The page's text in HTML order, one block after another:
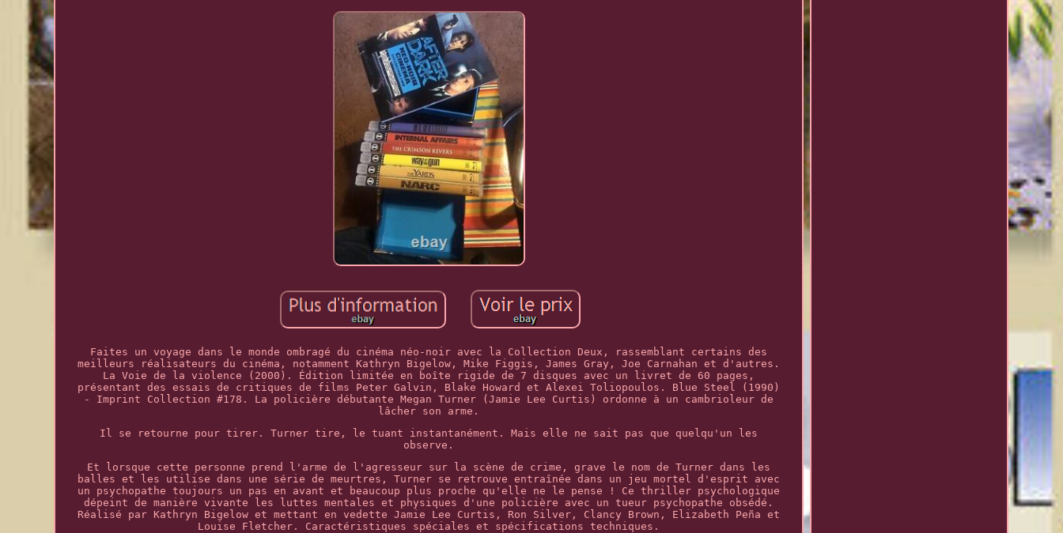
Faites un voyage dans le monde ombragé du cinéma néo-noir avec la Collection Deux, rassemblant certains des
meilleurs réalisateurs du cinéma, notamment Kathryn Bigelow, Mike Figgis, James Gray, Joe Carnahan et d'autres.
La Voie de la violence (2000). Édition limitée en boîte rigide de 7 disques avec un livret de 60 pages,
présentant des essais de critiques de films Peter Galvin, Blake Howard et Alexei Toliopoulos. Blue Steel (1990)
- Imprint Collection #178. La policière débutante Megan Turner (Jamie Lee Curtis) ordonne à un cambrioleur de
lâcher son arme.
Il se retourne pour tirer. Turner tire, le tuant instantanément. Mais elle ne sait pas que quelqu'un les
observe.
Et lorsque cette personne prend l'arme de l'agresseur sur la scène de crime, grave le nom de Turner dans les
balles et les utilise dans une série de meurtres, Turner se retrouve entraînée dans un jeu mortel d'esprit avec
un psychopathe toujours un pas en avant et beaucoup plus proche qu'elle ne le pense ! Ce thriller psychologique
dépeint de manière vivante les luttes mentales et physiques d'une policière avec un tueur psychopathe obsédé.
Réalisé par Kathryn Bigelow et mettant en vedette Jamie Lee Curtis, Ron Silver, Clancy Brown, Elizabeth Peña et
Louise Fletcher. Caractéristiques spéciales et spécifications techniques.